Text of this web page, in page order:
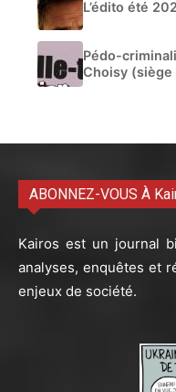
L’édito été
Pédo-
Choisy
ABONNEZ-VOUS À
Kairos est un journal
analyses, enquêtes et
enjeux de société.